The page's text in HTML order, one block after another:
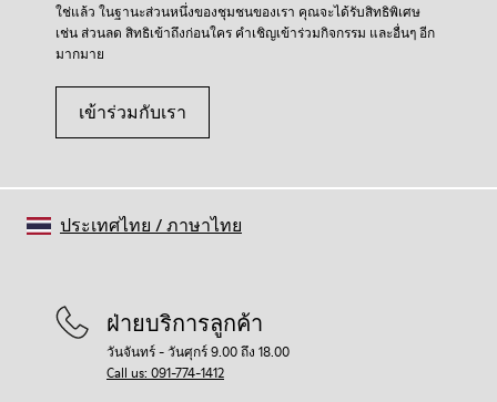
ใช่แล้ว ในฐานะส่วนหนึ่งของชุมชนของเรา คุณจะได้รับสิทธิพิเศษ
เช่น ส่วนลด สิทธิเข้าถึงก่อนใคร คำเชิญเข้าร่วมกิจกรรม และอื่นๆ อีก
มากมาย
เข้าร่วมกับเรา
ฝ่ายบริการลูกค้า
วันจันทร์ - วันศุกร์ 9.00 ถึง 18.00
Call us: 091-774-1412
ประเทศไทย /ภาษาไทย